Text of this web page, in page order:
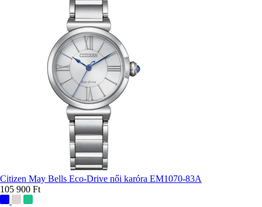
Citizen May Bells Eco-Drive női karóra EM1070-83A
105 900 Ft